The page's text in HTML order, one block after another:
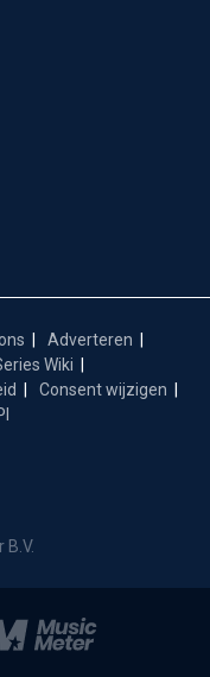
Adverteren
Wiki
Consent wijzigen